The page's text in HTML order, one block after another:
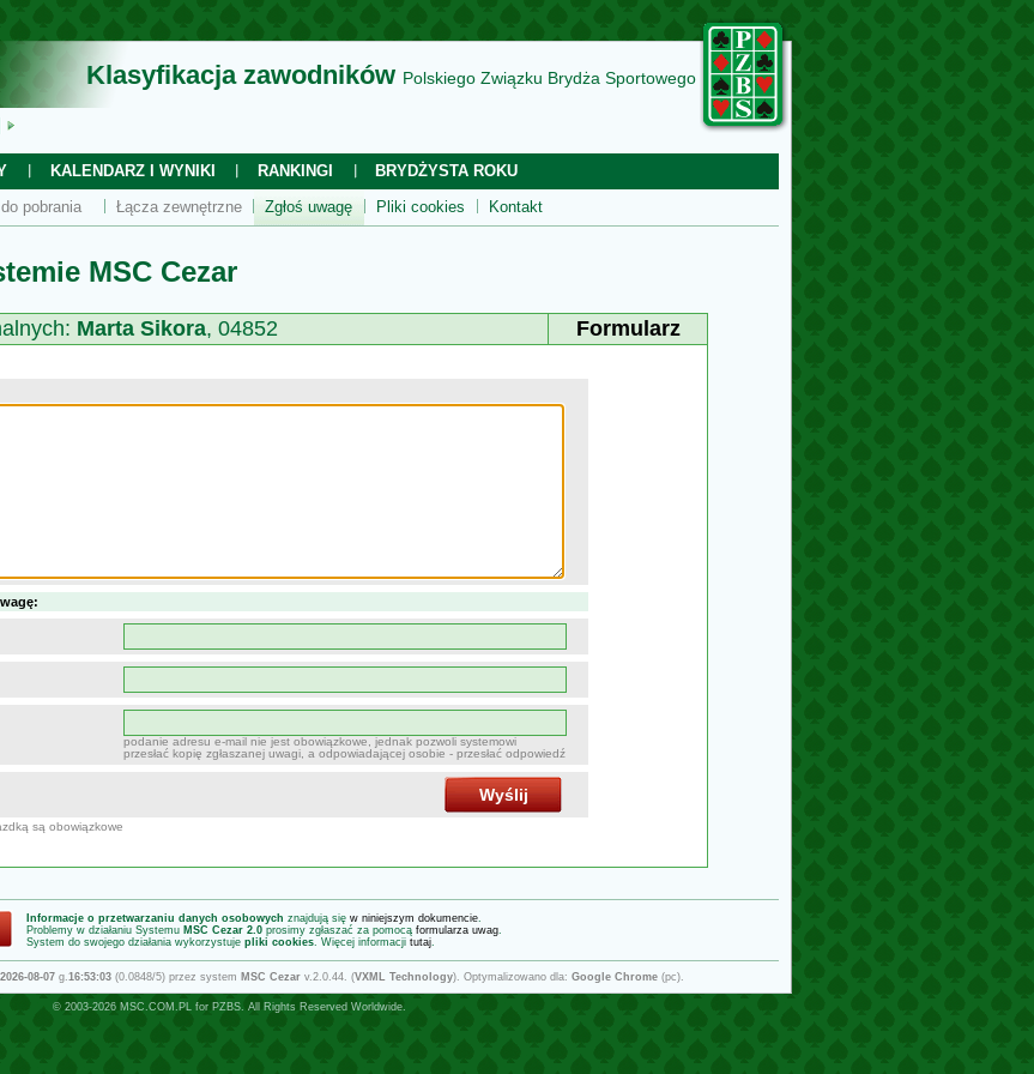
Klasyfikacja zawodników Polskiego Związku Brydża Sportowego
KALENDARZ I WYNIKI RANKINGI
BRYDŻYSTA ROKU
pobrania Łącza zewnętrzne Zgłoś uwagę Pliki cookies Kontakt
MSC Cezar
Marta Sikora, 04852 Formularz
podanie adresu e-mail nie jest obowiązkowe, jednak pozwoli systemowi
przesłać kopię zgłaszanej uwagi, a odpowiadającej osobie - przesłać odpowiedź
Wyślij
są obowiązkowe
Informacje o przetwarzaniu danych osobowych znajdują się w niniejszym dokumencie.
Problemy w działaniu Systemu MSC Cezar 2.0 prosimy zgłaszać za pomocą formularza uwag.
System do swojego działania wykorzystuje pliki cookies. Więcej informacji tutaj.
2026-08-07 g.16:53:03 (0.0848/5) przez system MSC Cezar v.2.0.44. (VXML Technology). Optymalizowano dla: Google Chrome (pc).
© 2003-2026 MSC.COM.PLfor PZBS. All Rights Reserved Worldwide.